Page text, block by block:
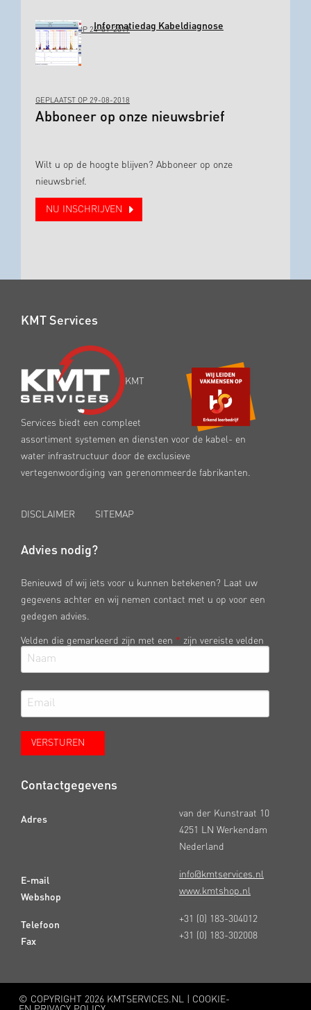
GEPLAATST OP 24-01-2019Informatiedag Kabeldiagnose
GEPLAATST OP 29-08-2018
Abboneer op onze nieuwsbrief
Wilt u op de hoogte blijven? Abboneer op onze
nieuwsbrief.
NU INSCHRIJVEN
KMT Services
KMT
Services biedt een compleet
assortiment systemen en diensten voor de kabel- en
water infrastructuur door de exclusieve
vertegenwoordiging van gerenommeerde fabrikanten.
DISCLAIMER SITEMAP
Advies nodig?
Benieuwd of wij iets voor u kunnen betekenen? Laat uw
gegevens achter en wij nemen contact met u op voor een
gedegen advies.
Velden die gemarkeerd zijn met een * zijn vereiste velden
Contactgegevens
Adres
E-mail
Webshop
Telefoon
Fax
van der Kunstraat 10
4251 LN Werkendam
Nederland
info@kmtservices.nl
www.kmtshop.nl
+31 (0) 183-304012
+31 (0) 183-302008
© COPYRIGHT 2026 KMTSERVICES.NL | COOKIE-